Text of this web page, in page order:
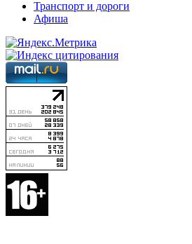
Транспорт и дороги
Афиша